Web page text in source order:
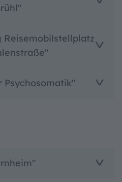
Reisemobilstellplatz
Psychosomatik"